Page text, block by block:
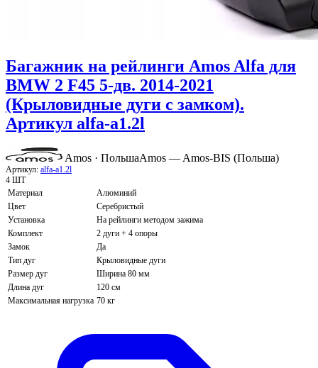
Багажник на рейлинги Amos Alfa для
BMW 2 F45 5-дв. 2014-2021
(Крыловидные дуги с замком).
Артикул alfa-a1.2l
Amos · ПольшаAmos — Amos-BIS (Польша)
Артикул: alfa-a1.2l
4 ШТ
Материал
Алюминий
Цвет
Серебристый
Установка
На рейлинги методом зажима
Комплект
2 дуги + 4 опоры
Замок
Да
Тип дуг
Крыловидные дуги
Размер дуг
Ширина 80 мм
Длина дуг
120 см
Максимальная нагрузка 70 кг